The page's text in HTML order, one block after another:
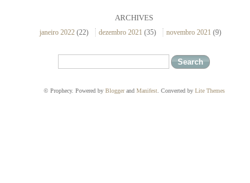
ARCHIVES
janeiro 2022(22) dezembro 2021 (35) novembro 2021 (9)
© Prophecy. Powered by Bloggerand Manifest. Converted by Lite Themes